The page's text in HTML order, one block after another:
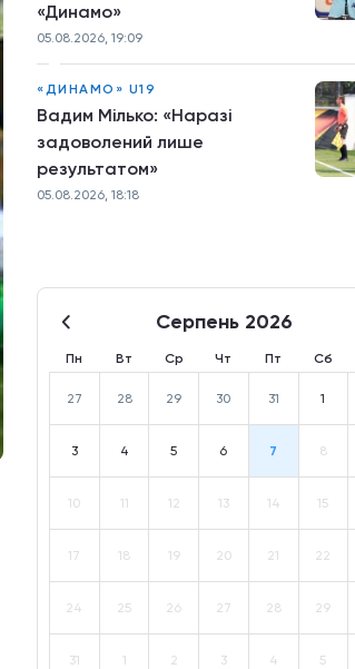
«Динамо»
05.08.2026, 19:09
«ДИНАМО» U19
Вадим Мілько: «Наразі
задоволений лише
результатом»
05.08.2026, 18:18
Серпень 2026
Пн Вт Ср Чт Пт Сб
27 28 29 30 31 1
3 4 5 6 7 8
10 11 12 13 14 15
17 18 19 20 21 22
24 25 26 27 28 29
31 1 2 3 4 5